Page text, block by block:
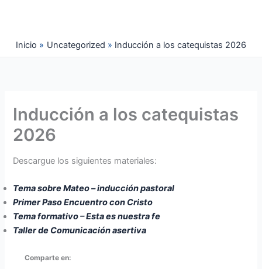
Inicio
Uncategorized Inducción a los catequistas 2026
Inducción a los catequistas
2026
Descargue los siguientes materiales:
Tema sobre Mateo – inducción pastoral
Primer Paso Encuentro con Cristo
Tema formativo – Esta es nuestra fe
Taller de Comunicación asertiva
Comparte en: